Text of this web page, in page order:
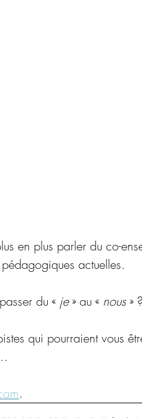
en plus parler du co-
actuelles.
du « je » au « nous » ?
qui pourraient vous
.